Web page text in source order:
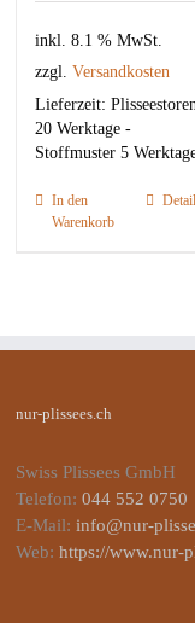
inkl. 8.1 % MwSt.
zzgl. Versandkosten
Lieferzeit:
20 Werktage -
Stoffmuster 5
In den
Warenkorb
nur-plissees.ch
Swiss Plissees GmbH
Telefon: 044 552 0750
E-Mail: info@nur-
Web: https://www.nur-